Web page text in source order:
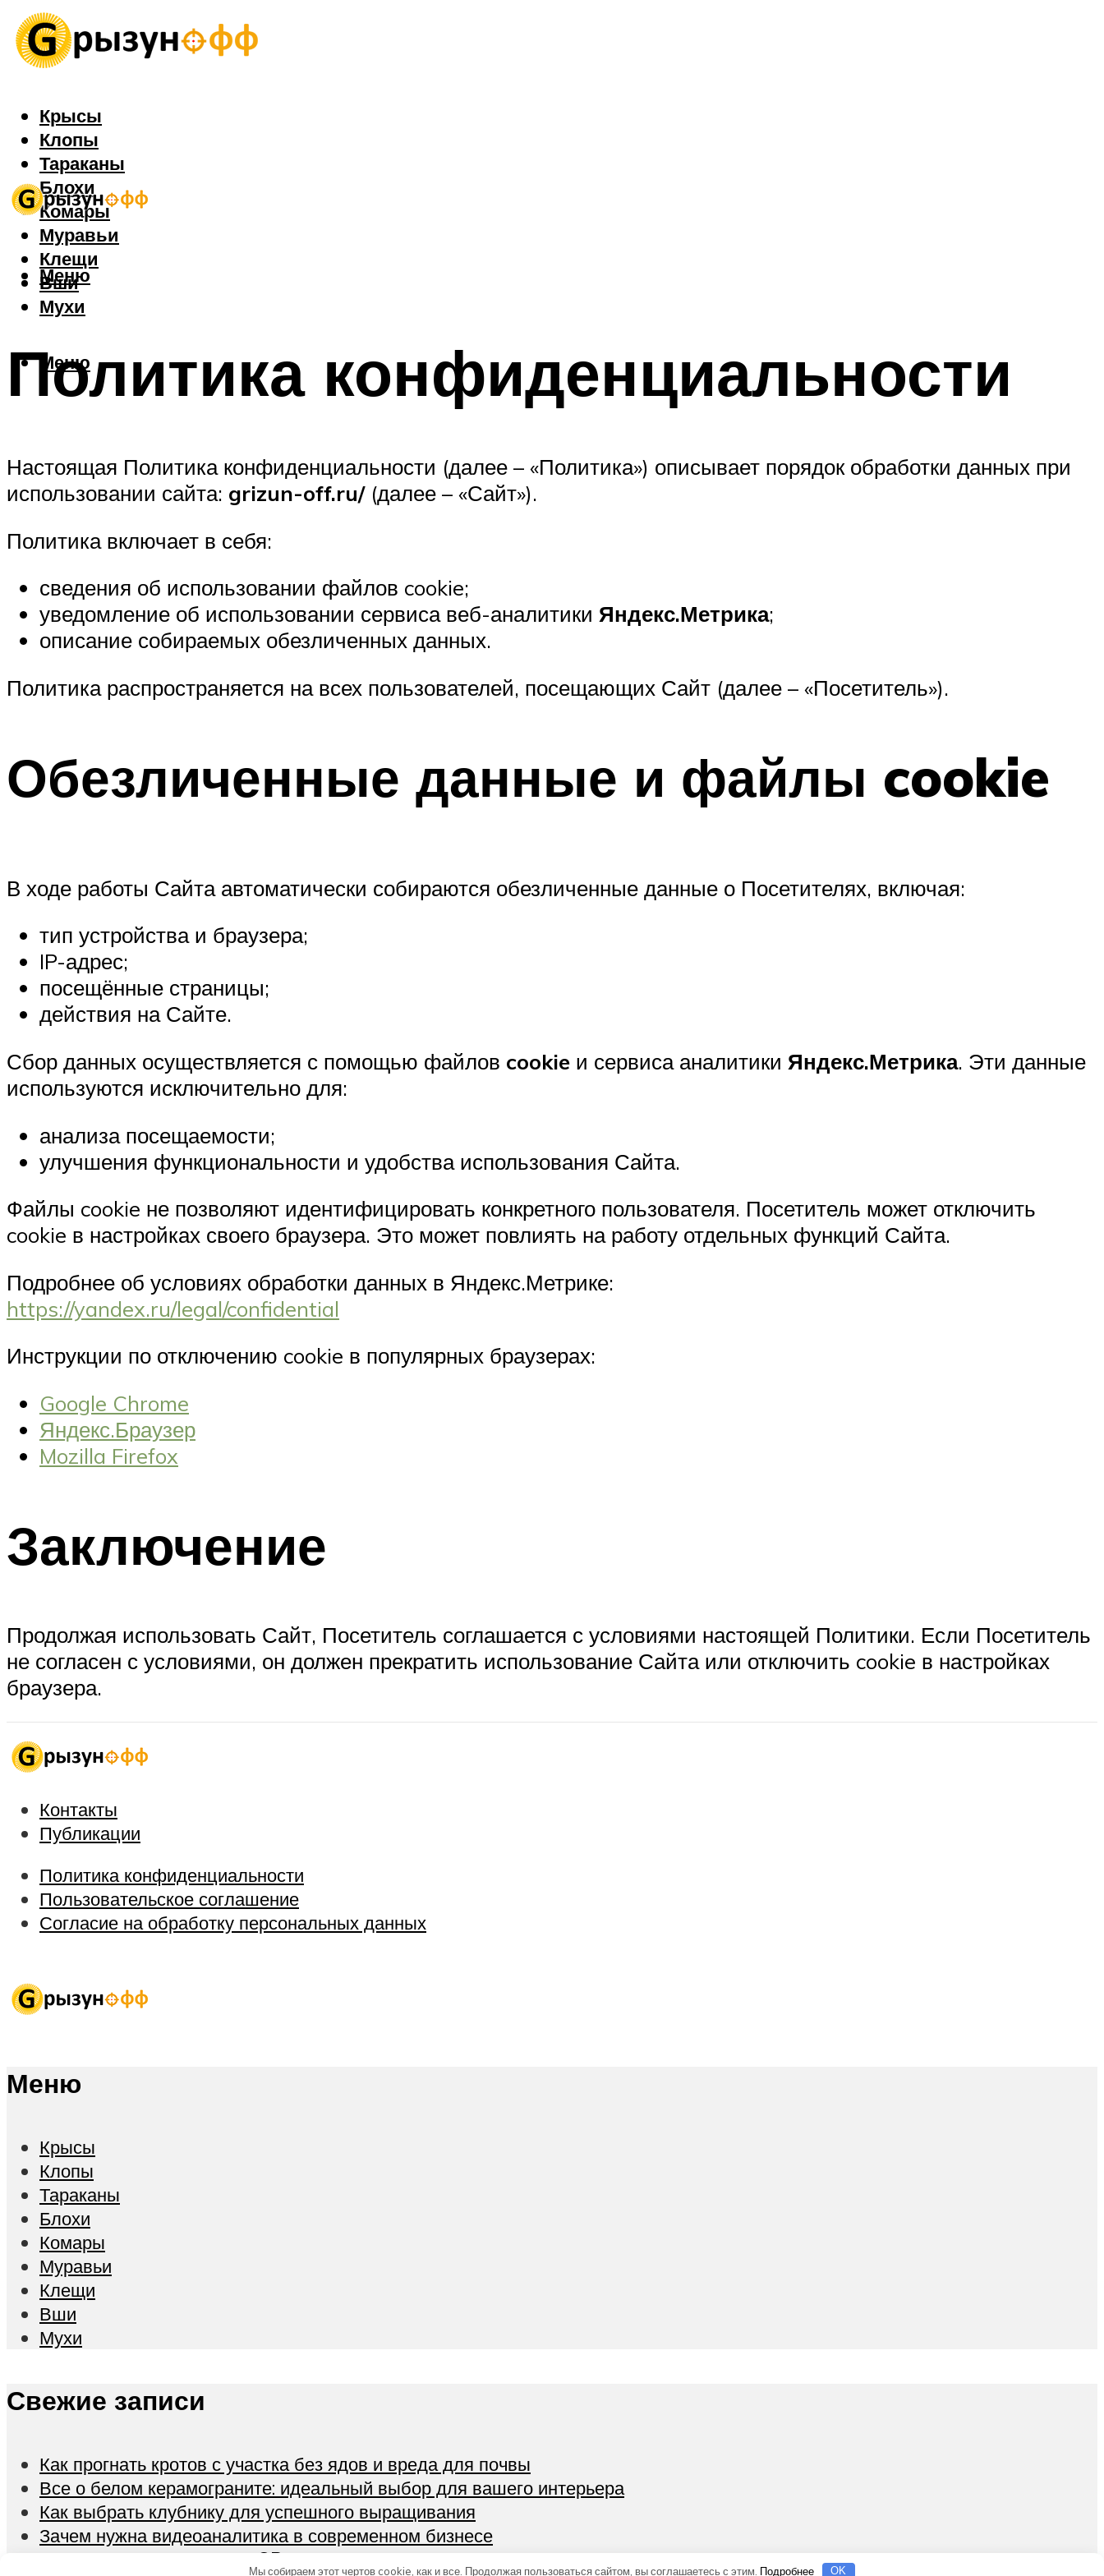
Крысы
Клопы
Тараканы
Блохи
Комары
Муравьи
Клещи
Вши
Мухи
Меню
Меню
Политика конфиденциальности
Настоящая Политика конфиденциальности (далее – «Политика») описывает порядок обработки данных при
использовании сайта: grizun-off.ru/(далее – «Сайт»).
Политика включает в себя:
сведения об использовании файлов cookie;
уведомление об использовании сервиса веб-аналитики Яндекс.Метрика;
описание собираемых обезличенных данных.
Политика распространяется на всех пользователей, посещающих Сайт (далее – «Посетитель»).
Обезличенные данные и файлы cookie
В ходе работы Сайта автоматически собираются обезличенные данные о Посетителях, включая:
тип устройства и браузера;
IP-адрес;
посещённые страницы;
действия на Сайте.
Сбор данных осуществляется с помощью файлов cookie и сервиса аналитики Яндекс.Метрика. Эти данные
используются исключительно для:
анализа посещаемости;
улучшения функциональности и удобства использования Сайта.
Файлы cookie не позволяют идентифицировать конкретного пользователя. Посетитель может отключить
cookie в настройках своего браузера. Это может повлиять на работу отдельных функций Сайта.
Подробнее об условиях обработки данных в Яндекс.Метрике:
https://yandex.ru/legal/confidential
Инструкции по отключению cookie в популярных браузерах:
Google Chrome
Яндекс.Браузер
Mozilla Firefox
Заключение
Продолжая использовать Сайт, Посетитель соглашается с условиями настоящей Политики. Если Посетитель
не согласен с условиями, он должен прекратить использование Сайта или отключить cookie в настройках
браузера.
Контакты
Публикации
Политика конфиденциальности
Пользовательское соглашение
Согласие на обработку персональных данных
Меню
Крысы
Клопы
Тараканы
Блохи
Комары
Муравьи
Клещи
Вши
Мухи
Свежие записи
Как прогнать кротов с участка без ядов и вреда для почвы
Все о белом керамограните: идеальный выбор для вашего интерьера
Как выбрать клубнику для успешного выращивания
Зачем нужна видеоаналитика в современном бизнесе
Мизинчиковые батарейки GP: как выбрать и использовать
Мы собираем этот чертов cookie, как и все. Продолжая пользоваться сайтом, вы соглашаетесь с этим. Подробнее OK